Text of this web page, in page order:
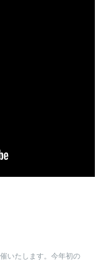
いたします。今年初の